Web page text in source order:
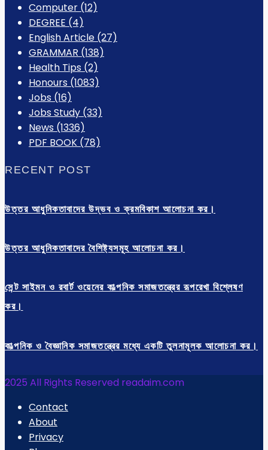
Computer (12)
DEGREE (4)
English Article (27)
GRAMMAR (138)
Health Tips (2)
Honours (1083)
Jobs (16)
Jobs Study (33)
News (1336)
PDF BOOK (78)
RECENT POST
উত্তর আধুনিকতাবাদের উদ্ভব ও ক্রমবিকাশ আলোচনা কর।
উত্তর আধুনিকতাবাদের বৈশিষ্ট্যসমূহ আলোচনা কর।
সেন্ট সাইমন ও রবার্ট ওয়েনের কাল্পনিক সমাজতন্ত্রের রূপরেখা বিশ্লেষণ
কর।
কাল্পনিক ও বৈজ্ঞানিক সমাজতন্ত্রের মধ্যে একটি তুলনামূলক আলোচনা কর।
2025 All Rights Reserved readaim.com
Contact
About
Privacy